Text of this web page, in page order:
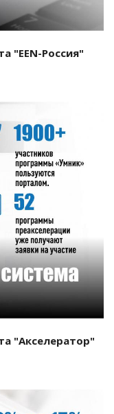
"EEN-Россия"
"Акселератор"